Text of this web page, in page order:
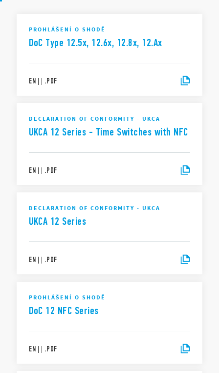
PROHLÁŠENÍ O SHODĚ
DoC Type 12.5x, 12.6x, 12.8x, 12.Ax
EN | | .PDF
DECLARATION OF CONFORMITY - UKCA
UKCA 12 Series - Time Switches with NFC
EN | | .PDF
DECLARATION OF CONFORMITY - UKCA
UKCA 12 Series
EN | | .PDF
PROHLÁŠENÍ O SHODĚ
DoC 12 NFC Series
EN | | .PDF